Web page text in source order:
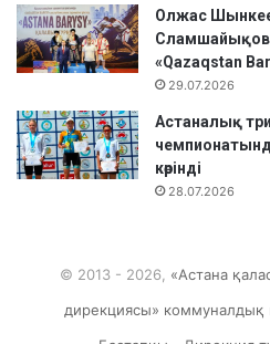
Олжас
«Qazaqstan
29.07.2026
Астаналық
көрінді
28.07.2026
© 2013 - 2026, «Астана
дирекциясы» коммуналдық